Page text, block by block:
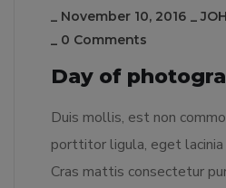
_ November 10, 2016 _
_ 0 Comments
Day of
Duis mollis, est non
porttitor ligula, eget
Cras mattis consectetur